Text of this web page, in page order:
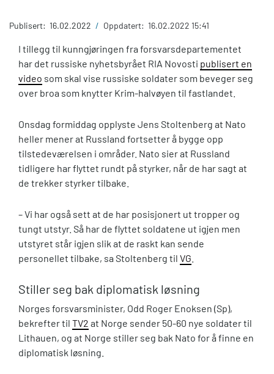
Publisert: 16.02.2022 / Oppdatert: 16.02.2022 15:41
I tillegg til kunngjøringen fra forsvarsdepartementet
har det russiske nyhetsbyrået RIA Novosti publisert en
video som skal vise russiske soldater som beveger seg
over broa som knytter Krim-halvøyen til fastlandet.
Onsdag formiddag opplyste Jens Stoltenberg at Nato
heller mener at Russland fortsetter å bygge opp
tilstedeværelsen i områder. Nato sier at Russland
tidligere har flyttet rundt på styrker, når de har sagt at
de trekker styrker tilbake.
– Vi har også sett at de har posisjonert ut tropper og
tungt utstyr. Så har de flyttet soldatene ut igjen men
utstyret står igjen slik at de raskt kan sende
personellet tilbake, sa Stoltenberg til VG
Stiller seg bak diplomatisk løsning
Norges forsvarsminister, Odd Roger Enoksen (Sp),
bekrefter til TV2 at Norge sender 50-60 nye soldater til
Lithauen, og at Norge stiller seg bak Nato for å finne en
diplomatisk løsning.